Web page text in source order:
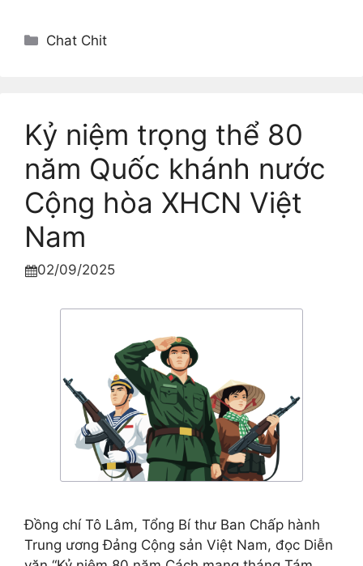
Categories
Chat Chit
Kỷ niệm trọng thể 80
năm Quốc khánh nước
Cộng hòa XHCN Việt
Nam
02/09/2025
Đồng chí Tô Lâm, Tổng Bí thư Ban Chấp hành
Trung ương Đảng Cộng sản Việt Nam, đọc Diễn